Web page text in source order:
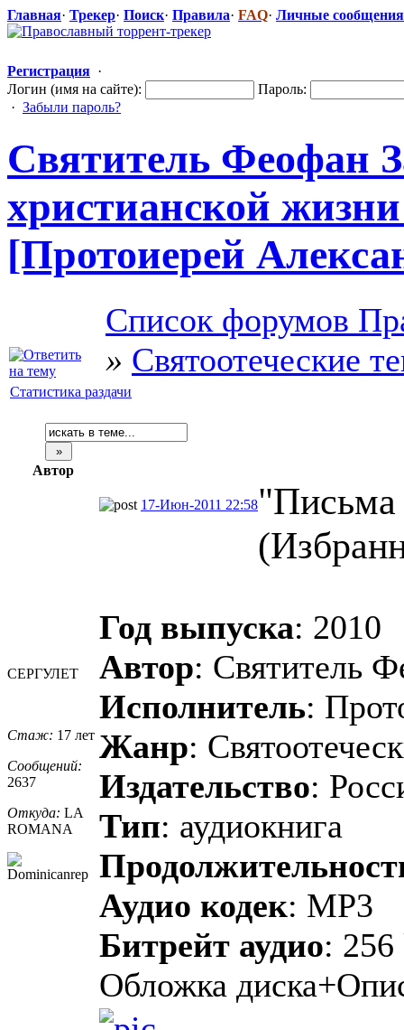
Главная· Трекер· Поиск· Правила· FAQ· Личные сообщения
Регистрация ·
Логин (имя на сайте):
Пароль:
· Забыли пароль?
Святитель Феофан
христианской
[Протоиерей
Список форумов
» Святоотеческие
Статистика раздачи
Автор
СЕРГУЛЕТ
Стаж: 17 лет
Сообщений:
2637
Откуда: LA
ROMANA
17-Июн-2011 22:58"Письма
Год выпуска: 2010
Автор: Святитель
Исполнитель:
Жанр:
Издательство:
Тип: аудиокнига
Аудио кодек: MP3
Битрейт аудио: 256
Обложка